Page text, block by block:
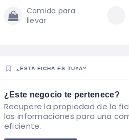
Comida para
llevar
¿ESTA FICHA ES TUYA?
¿Este negocio te pertenece?
Recupere la propiedad de la
las informaciones para una
eficiente.